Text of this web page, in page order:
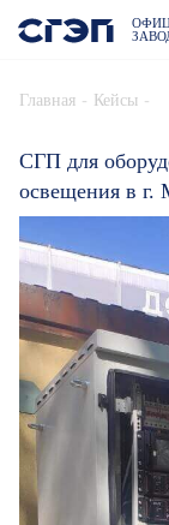
Главная - Кейсы -
СГП для
освещения в